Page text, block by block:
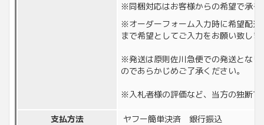
※同梱対応はお客様からの希望で承
※オーダーフォーム入力時に希望配
まで希望としてご入力をお願い致しま
※発送は原則佐川急便での発送とな
のであらかじめご了承ください。
※入札者様の評価など、当方の独断
支払方法 ヤフー簡単決済 銀行振込